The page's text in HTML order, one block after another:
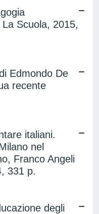
Scuola, 2015,
Edmondo De
recente
italiani.
nel
Franco Angeli
331 p.
degli